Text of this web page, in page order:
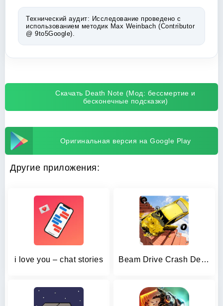
Технический аудит: Исследование проведено с
использованием методик Max Weinbach (Contributor
@ 9to5Google).
Скачать Death Note (Мод: бессмертие и
бесконечные подсказки)
Оригинальная версия на Google Play
Другие приложения:
i love you – chat stories Beam Drive Crash Death Stair C